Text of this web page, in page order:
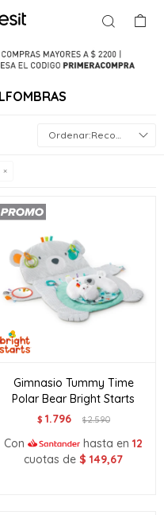
Recomendados
Gimnasio Tummy Time
Polar Bear Bright Starts
$ 1.796 $2.590
Con hasta en 12
cuotas de $ 149,67